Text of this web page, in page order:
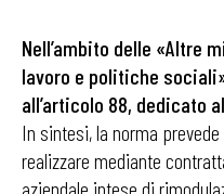
Nell’ambito delle «Altre
lavoro e politiche
all’articolo 88, dedicato
In sintesi, la norma
realizzare mediante
aziendale intese di